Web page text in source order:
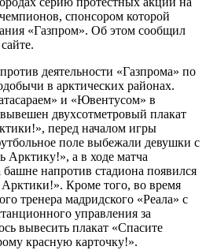
спонсором которой
«Газпром». Об этом сообщил
деятельности «Газпрома» по
в арктических районах.
и «Ювентусом» в
двухсотметровый плакат
перед началом игры
поле выбежали девушки с
Арктику!», а в ходе матча
напротив стадиона появился
Кроме того, во время
тренера мадридского «Реала» с
управления за
вывесить плакат «Спасите
красную карточку!».